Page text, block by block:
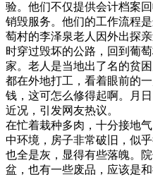
验。他们不仅提供会计档案
销毁服务。他们的工作流程
萄村的李泽泉老人因外出探
时穿过毁坏的公路，回到葡
家。老人是当地出了名的贫
都在外地打工，看着眼前的
钱，这可怎么修得起啊。月
近况，引发网友热议。
在忙着栽种多肉，十分接地
中环境，房子非常破旧，似
也全是灰，显得有些落魄。
盆，也有一些废品，应该是